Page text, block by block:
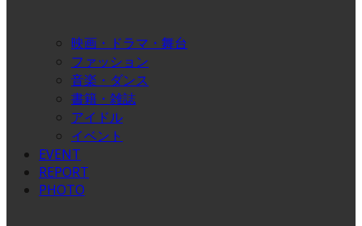
映画・ドラマ・舞台
ファッション
音楽・ダンス
書籍・雑誌
アイドル
イベント
EVENT
REPORT
PHOTO